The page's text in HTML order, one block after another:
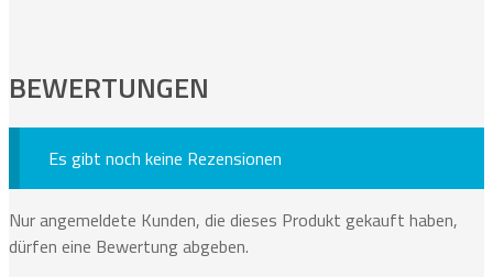
BEWERTUNGEN
Es gibt noch keine Rezensionen
Nur angemeldete Kunden, die dieses Produkt gekauft haben,
dürfen eine Bewertung abgeben.